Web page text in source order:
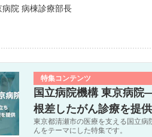
院 病棟診療部長
特集コンテンツ
国立病院機構 東京病院
根差したがん診療を提供
東京都清瀬市の医療を支える国立
んをテーマにした特集です。